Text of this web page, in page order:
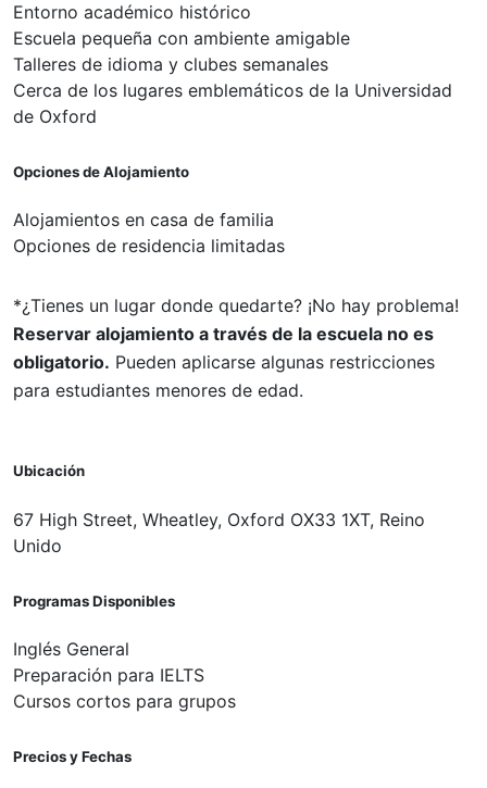
Entorno académico histórico
Escuela pequeña con ambiente amigable
Talleres de idioma y clubes semanales
Cerca de los lugares emblemáticos de la Universidad
de Oxford
Opciones de Alojamiento
Alojamientos en casa de familia
Opciones de residencia limitadas
*¿Tienes un lugar donde quedarte? ¡No hay problema!
Reservar alojamiento a través de la escuela no es
obligatorio. Pueden aplicarse algunas restricciones
para estudiantes menores de edad.
Ubicación
67 High Street, Wheatley, Oxford OX33 1XT, Reino
Unido
Programas Disponibles
Inglés General
Preparación para IELTS
Cursos cortos para grupos
Precios y Fechas